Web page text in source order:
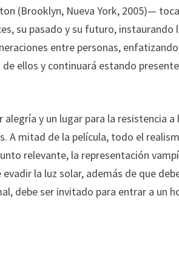
(Brooklyn, Nueva York, 2005)—
su pasado y su futuro, instaurando
entre personas,
ellos y continuará estando
y un lugar para la resistencia a
A mitad de la película, todo el
relevante, la representación
la luz solar, además de que
debe ser invitado para entrar a un